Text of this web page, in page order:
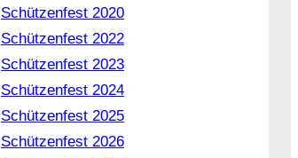
Schützenfest 2020
Schützenfest 2022
Schützenfest 2023
Schützenfest 2024
Schützenfest 2025
Schützenfest 2026